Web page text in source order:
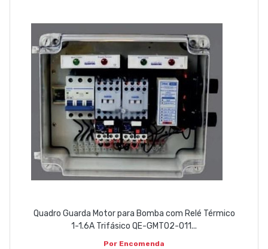
Quadro Guarda Motor para Bomba com Relé Térmico
1-1.6A Trifásico QE-GMT02-011...
Por Encomenda